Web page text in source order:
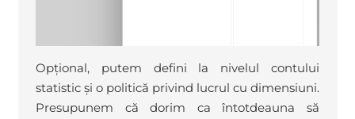
Opțional, putem defini la nivelul contului
statistic și o politică privind lucrul cu dimensiuni.
Presupunem că dorim ca întotdeauna să